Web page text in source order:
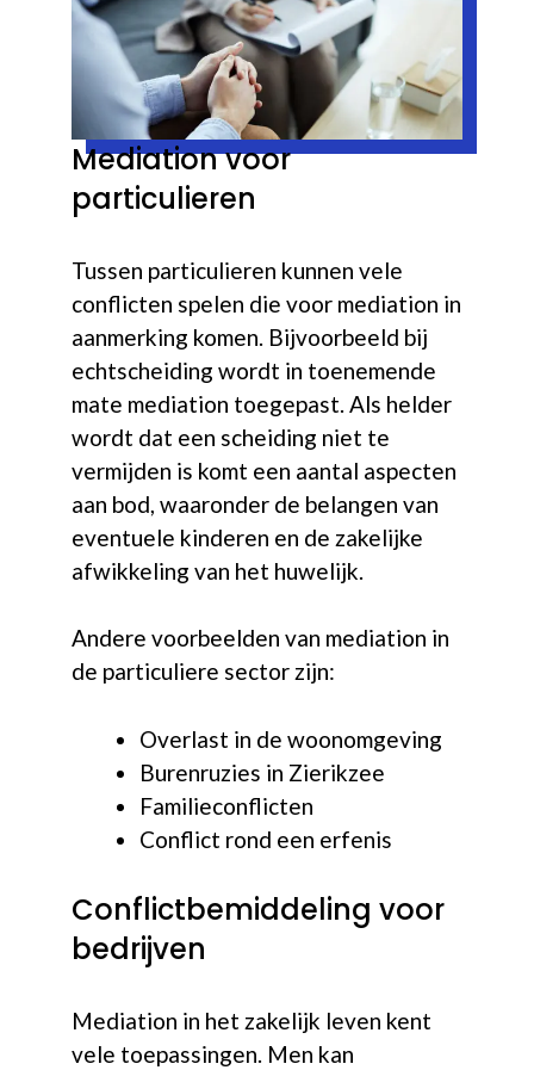
Mediation voor
particulieren
Tussen particulieren kunnen vele
conflicten spelen die voor mediation in
aanmerking komen. Bijvoorbeeld bij
echtscheiding wordt in toenemende
mate mediation toegepast. Als helder
wordt dat een scheiding niet te
vermijden is komt een aantal aspecten
aan bod, waaronder de belangen van
eventuele kinderen en de zakelijke
afwikkeling van het huwelijk.
Andere voorbeelden van mediation in
de particuliere sector zijn:
Overlast in de woonomgeving
Burenruzies in Zierikzee
Familieconflicten
Conflict rond een erfenis
Conflictbemiddeling voor
bedrijven
Mediation in het zakelijk leven kent
vele toepassingen. Men kan